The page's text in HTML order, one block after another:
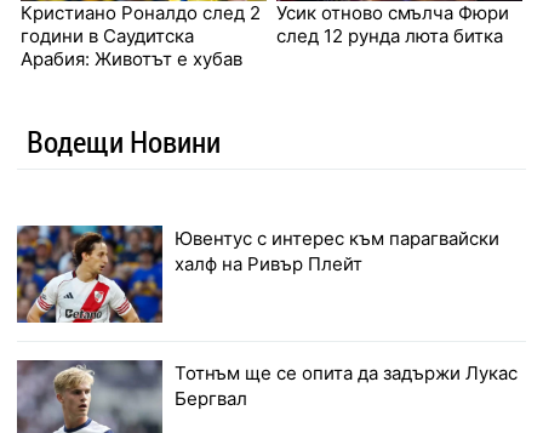
Кристиано Роналдо след 2
години в Саудитска
Арабия: Животът е хубав
Усик отново смълча Фюри
след 12 рунда люта битка
Водещи Новини
Ювентус с интерес към парагвайски
халф на Ривър Плейт
Тотнъм ще се опита да задържи Лукас
Бергвал